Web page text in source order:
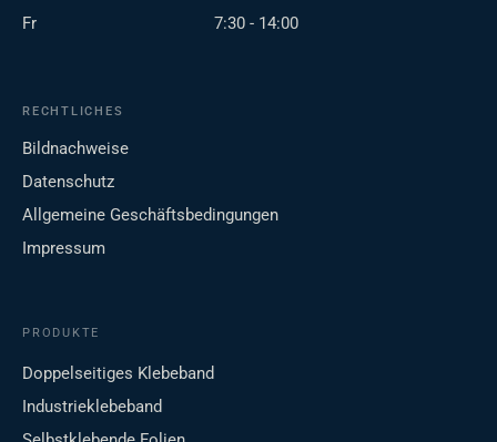
Fr
7:30 - 14:00
RECHTLICHES
Bildnachweise
Datenschutz
Allgemeine Geschäftsbedingungen
Impressum
PRODUKTE
Doppelseitiges Klebeband
Industrieklebeband